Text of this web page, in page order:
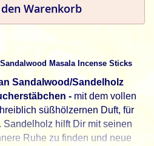
Warenkorb
Masala Incense Sticks
Sandalwood/Sandelholz
- mit dem vollen
süßhölzernen Duft, für
Sandelholz hilft Dir mit seinen
Ruhe zu finden und neue